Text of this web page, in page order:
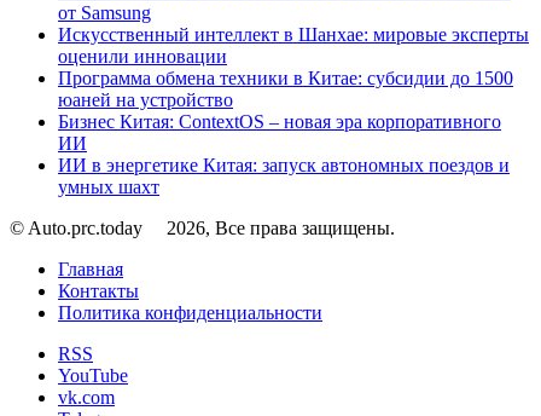
от Samsung
Искусственный интеллект в Шанхае: мировые эксперты
оценили инновации
Программа обмена техники в Китае: субсидии до 1500
юаней на устройство
Бизнес Китая: ContextOS – новая эра корпоративного
ИИ
ИИ в энергетике Китая: запуск автономных поездов и
умных шахт
© Auto.prc.today
2026, Все права защищены.
Главная
Контакты
Политика конфиденциальности
RSS
YouTube
vk.com